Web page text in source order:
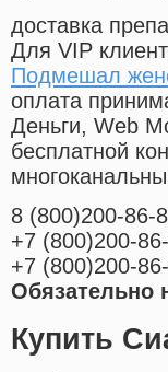
доставка
Для VIP
Подмешал
оплата
Деньги, Web
бесплатной
8 (800)200-86-
+7 (800)200-
+7 (800)200-
Обязательно
Купить